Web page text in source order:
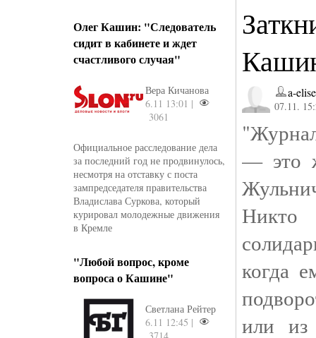
Олег Кашин: "Следователь
сидит в кабинете и ждет
счастливого случая"
Вера Кичанова
6.11 13:01 |
3061
Официальное расследование дела
за последний год не продвинулось,
несмотря на отставку с поста
зампредседателя правительства
Владислава Суркова, который
курировал молодежные движения
в Кремле
"Любой вопрос, кроме
вопроса о Кашине"
Светлана Рейтер
6.11 12:45 |
a-
07.11.
— это
Никто
когда
или из